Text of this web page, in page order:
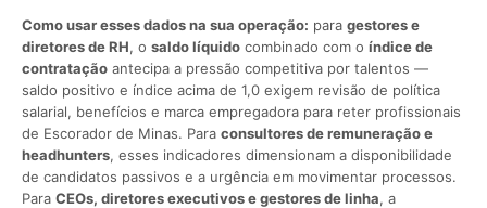
Como usar esses dados na sua operação: para gestores e
diretores de RH, o saldo líquido combinado com o índice de
contratação antecipa a pressão competitiva por talentos —
saldo positivo e índice acima de 1,0 exigem revisão de política
salarial, benefícios e marca empregadora para reter profissionais
de Escorador de Minas. Para consultores de remuneração e
headhunters, esses indicadores dimensionam a disponibilidade
de candidatos passivos e a urgência em movimentar processos.
Para CEOs, diretores executivos e gestores de linha, a